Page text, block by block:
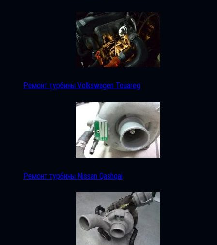
Ремонт турбины Volkswagen Touareg
Ремонт турбины Nissan Qashqai